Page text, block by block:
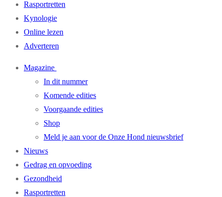
Rasportretten
Kynologie
Online lezen
Adverteren
Magazine
In dit nummer
Komende edities
Voorgaande edities
Shop
Meld je aan voor de Onze Hond nieuwsbrief
Nieuws
Gedrag en opvoeding
Gezondheid
Rasportretten